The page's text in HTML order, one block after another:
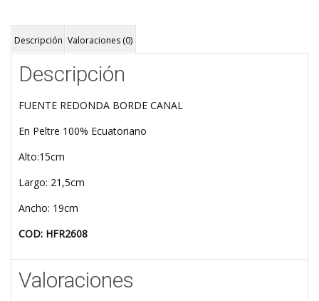
Descripción Valoraciones (0)
Descripción
FUENTE REDONDA BORDE CANAL
En Peltre 100% Ecuatoriano
Alto:15cm
Largo: 21,5cm
Ancho: 19cm
COD: HFR2608
Valoraciones